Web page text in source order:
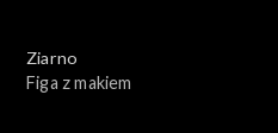
Ziarno
Figa z makiem